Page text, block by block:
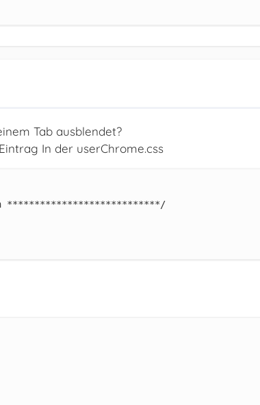
Tab ausblendet?
In der userChrome.css